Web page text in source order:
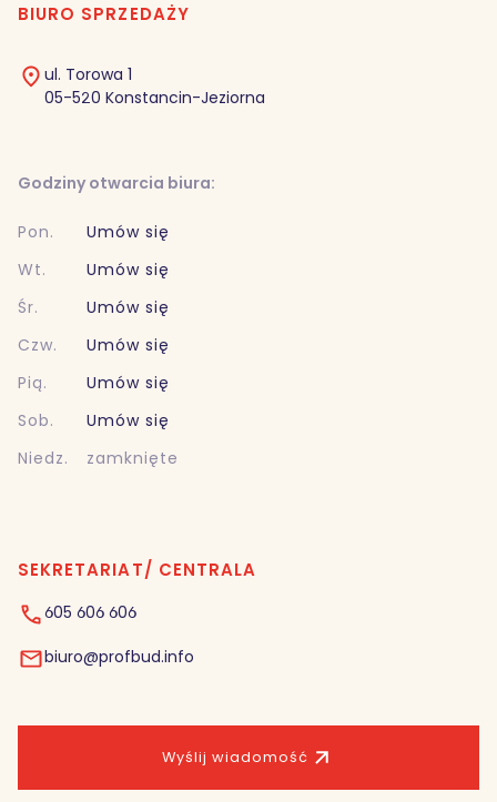
Wyślij wiadomość
BIURO SPRZEDAŻY
ul. Torowa 1
05-520 Konstancin-Jeziorna
Godziny otwarcia biura:
Pon.
Umów się
Wt.
Umów się
Śr.
Umów się
Czw.
Umów się
Pią.
Umów się
Sob.
Umów się
Niedz.
zamknięte
SEKRETARIAT/ CENTRALA
605 606 606
biuro@profbud.info